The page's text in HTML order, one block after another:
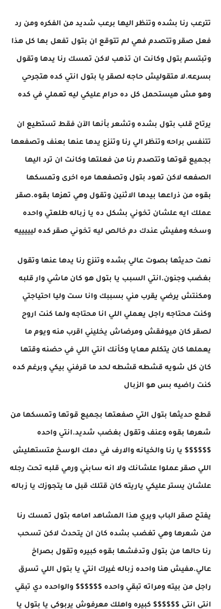
تترعب رنا بشده وتنظر اليها برعب شديد من الفكره ومن رد
فعل صقر وتتصدم فهي لم تتوقع ان بتول تفعل بها كل هذا
وتبتسم بتول وكانت ان تذهب لاكن تمسك رنا يدها وتقول
بسرعه.لا متقوليش حاجه لصقر يا بتول انتي كده هتجرحي
وهو مش هيستحمل كل ده حرام عليكي ليه تعملي في كده
يرتاح قلب بتول بشده وتشعر بأنها الآن فقط تستطيع ان
تتنفس براحه وتنظر الي رنا وتنزع يدها عنها بعنف وتصفعها
بجميع قوتها وتتصدم رنا من فعلتها وكانت ان ترد اليها
الصفعه لاكن تعود بتول وتصفعها مره اخرى وتمسكها
بقوه من ذراعها بيدها الاثنين وتقول وهي تهزها بقوه.صقر
عملك ايه علشان تخوني بشكل ده يا زباله طلعتي واحده
وسخه ومفيش عندك دم خالص ليه تخوني صقر كده ليييييه
نهت حديثها بصوت عالي بشده وتنزع رنا يدها عنها وتقول
بغضب وجنون.انتي السبب يا بتول هو كان ماشي وار قلبه
ومكنتش يرضي يقرب مني بسببك وانا ست وليا احتياجتي
وكنت محتاجه راجل يعملي اللي انا محتاجه ولما كنت اروح
لصقر كان ميوفقش ومرضاش يخليني اقرب منه ويوم ما
يعملها كان يتكلم معايا وكأنك انتي اللي في حضنه وقتها
كان كل شويه قشطه قشطه لحد ما قرفني بيكي وبرغم كده
كنت راضيه بس هو الزبال
قطع حديثها بتول التي صفعتها بجميع قوتها وتمسكها من
شعرها بقوه وعنف وتقول بغضب شديد.انتي واحده
$$$$$$ يا رنا والخيانه والارف في دمك الوسخ متستهليش
اللي صقر عملوا علشانك ولا انه سابني ورمي قلبه تحت رجله
علشان يستر عليكي ياريته كان قتلك قبل ما يتجوزك يا زباله
يفتح صقر الباب ويري هذا المشاهد امامه بتول تمسك رنا
من شعرها وهي تغضب بشده كان ان يتحدث لاكن تسحب
رنا حالها من بتول وتدفشها بقوه كبيره وتقول بصراخ
عالي.مفيش هنا واحده زباله غيرك انتي يا بتول اللي تسرق
راجل من بيته ومراته تبقي واحده $$$$$$ والواحده دي تبقي
انتي انتي $$$$$$ كبيره واهلك معرفوش يربوكي يا بتول يا